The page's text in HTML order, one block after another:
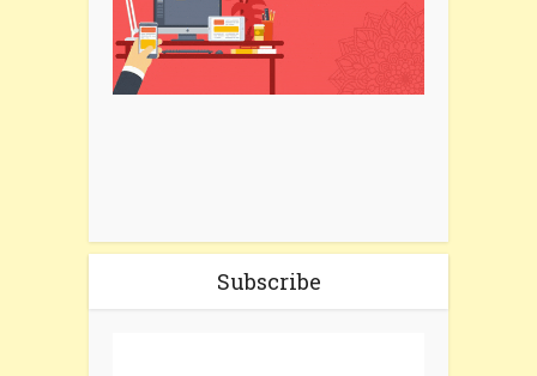
Subscribe